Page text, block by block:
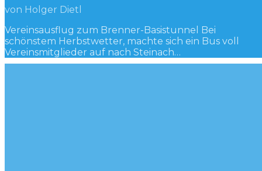
von Holger Dietl
Vereinsausflug zum Brenner-Basistunnel Bei
schönstem Herbstwetter, machte sich ein Bus voll
Vereinsmitglieder auf nach Steinach…